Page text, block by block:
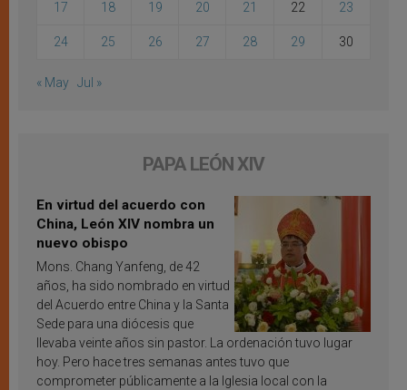
17 18 19 20 21 22 23
24 25 26 27 28 29 30
« May Jul »
PAPA LEÓN XIV
En virtud del acuerdo con
China, León XIV nombra un
nuevo obispo
Mons. Chang Yanfeng, de 42
años, ha sido nombrado en virtud
del Acuerdo entre China y la Santa
Sede para una diócesis que
llevaba veinte años sin pastor. La ordenación tuvo lugar
hoy. Pero hace tres semanas antes tuvo que
comprometer públicamente a la Iglesia local con la